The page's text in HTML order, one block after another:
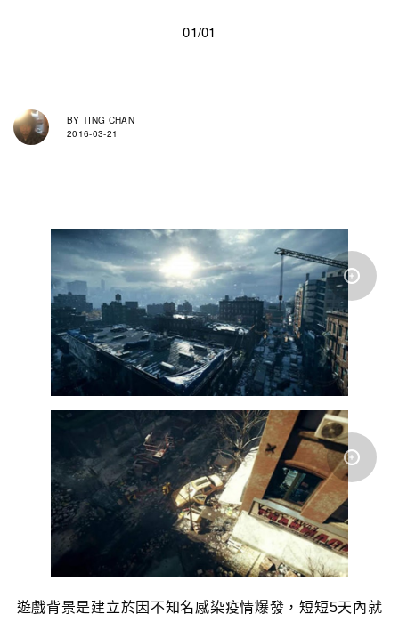
01/01
BY TING CHAN
2016-03-21
遊戲背景是建立於因不知名感染疫情爆發，短短5天內就